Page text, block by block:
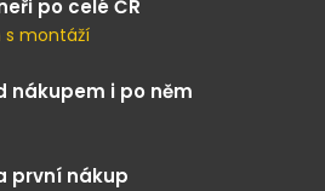
po celé ČR
s montáží
nákupem i po něm
první nákup